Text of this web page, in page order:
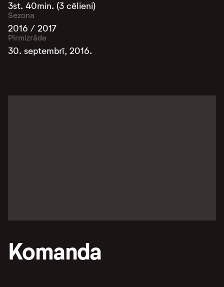
3st. 40min. (3 cēlieni)
Sezona
2016 / 2017
Pirmizrāde
30. septembrī, 2016.
Komanda